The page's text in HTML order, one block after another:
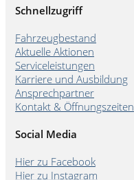
Schnellzugriff
Fahrzeugbestand
Aktuelle Aktionen
Serviceleistungen
Karriere und Ausbildung
Ansprechpartner
Kontakt & Öffnungszeiten
Social Media
Hier zu Facebook
Hier zu Instagram